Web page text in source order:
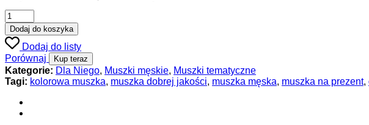
Dodaj do koszyka
Dodaj do listy
Porównaj
Kup teraz
Kategorie: Dla Niego, Muszki męskie, Muszki tematyczne
Tagi: kolorowa muszka, muszka dobrej jakości, muszka męska, muszka na prezent,